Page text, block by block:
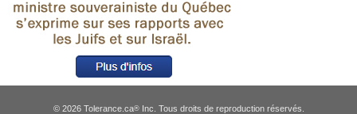
© 2026 Tolerance.ca®Inc. Tous droits de reproduction réservés.